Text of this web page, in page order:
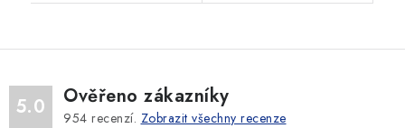
5.0 Ověřeno zákazníky
954 recenzí. Zobrazit všechny recenze